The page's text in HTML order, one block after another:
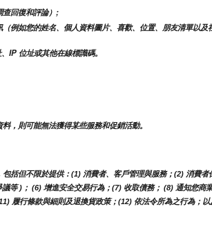
查回復和評論）;
例如您的姓名、個人資料圖片、喜歡、位置、朋友清單以
IP 位址或其他在線標識碼。
，則可能無法獲得某些服務和促銷活動。
括但不限於提供：(1) 消費者、客戶管理與服務；(2) 消費
等 )； (6) 增進安全交易行為；(7) 收取債務； (8) 通知您
履行條款與細則及退換貨政策；(12) 依法令所為之行為；以